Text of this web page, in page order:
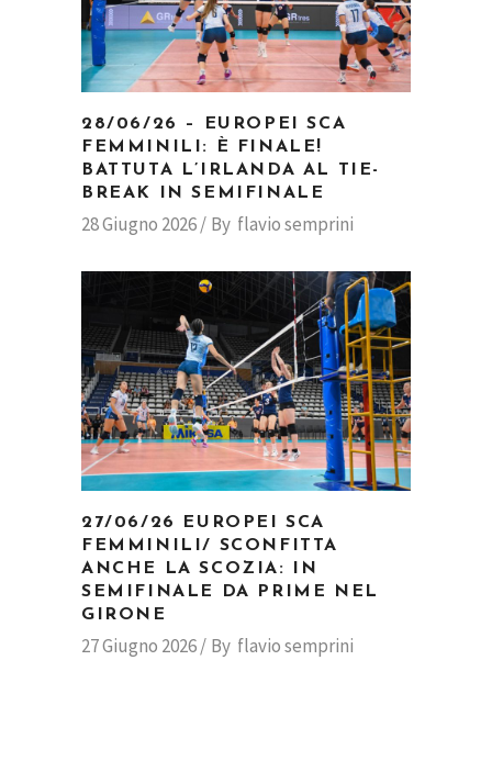
28/06/26 – EUROPEI SCA
FEMMINILI: È FINALE!
BATTUTA L’IRLANDA AL TIE-
BREAK IN SEMIFINALE
28 Giugno 2026 By flavio semprini
27/06/26 EUROPEI SCA
FEMMINILI/ SCONFITTA
ANCHE LA SCOZIA: IN
SEMIFINALE DA PRIME NEL
GIRONE
27 Giugno 2026 By flavio semprini